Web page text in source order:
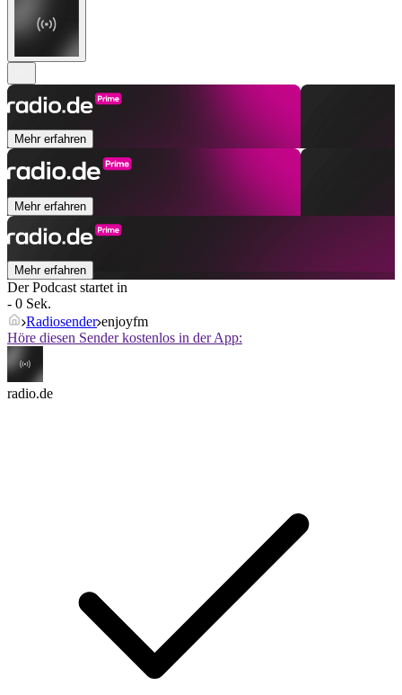
Mehr erfahren
Mehr erfahren
Mehr erfahren
Der Podcast startet in
- 0 Sek.
Radiosender enjoyfm
Höre diesen Sender kostenlos in der App:
radio.de